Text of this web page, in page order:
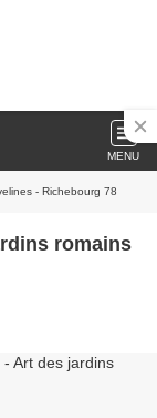
MENU
- Richebourg 78
romains